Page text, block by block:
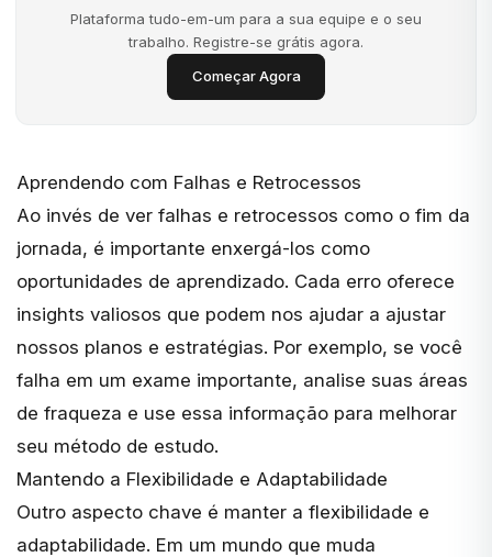
Plataforma tudo-em-um para a sua equipe e o seu
trabalho. Registre-se grátis agora.
Começar Agora
Aprendendo com Falhas e Retrocessos
Ao invés de ver falhas e retrocessos como o fim da
jornada, é importante enxergá-los como
oportunidades de aprendizado. Cada erro oferece
insights valiosos que podem nos ajudar a ajustar
nossos planos e estratégias. Por exemplo, se você
falha em um exame importante, analise suas áreas
de fraqueza e use essa informação para melhorar
seu método de estudo.
Mantendo a Flexibilidade e Adaptabilidade
Outro aspecto chave é manter a flexibilidade e
adaptabilidade. Em um mundo que muda